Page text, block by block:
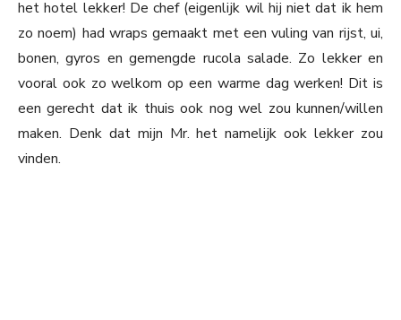
het hotel lekker! De chef (eigenlijk wil hij niet dat ik hem
zo noem) had wraps gemaakt met een vuling van rijst, ui,
bonen, gyros en gemengde rucola salade. Zo lekker en
vooral ook zo welkom op een warme dag werken! Dit is
een gerecht dat ik thuis ook nog wel zou kunnen/willen
maken. Denk dat mijn Mr. het namelijk ook lekker zou
vinden.